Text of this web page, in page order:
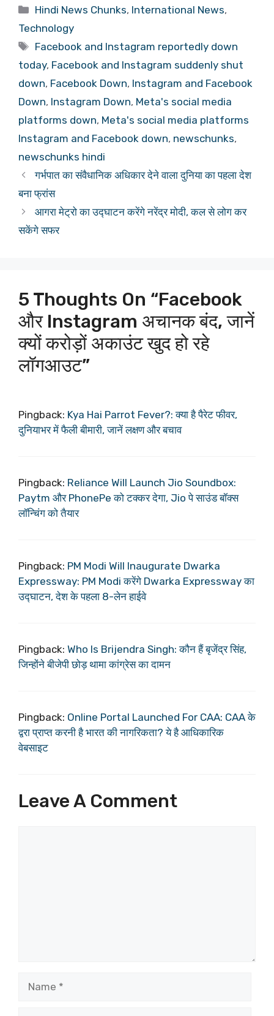
Categories
Hindi News Chunks, International News,
Technology
Tags
Facebook and Instagram reportedly down
today, Facebook and Instagram suddenly shut
down, Facebook Down, Instagram and Facebook
Down, Instagram Down, Meta's social media
platforms down, Meta's social media platforms
Instagram and Facebook down, newschunks,
newschunks hindi
गर्भपात का संवैधानिक अधिकार देने वाला दुनिया का पहला देश
बना फ्रांस
आगरा मेट्रो का उद्घाटन करेंगे नरेंद्र मोदी, कल से लोग कर
सकेंगे सफर
5 Thoughts On “Facebook
और Instagram अचानक बंद, जानें
क्यों करोड़ों अकाउंट खुद हो रहे
लॉगआउट”
Pingback: Kya Hai Parrot Fever?: क्या है पैरेट फीवर,
दुनियाभर में फैली बीमारी, जानें लक्षण और बचाव
Pingback: Reliance Will Launch Jio Soundbox:
Paytm और PhonePe को टक्कर देगा, Jio पे साउंड बॉक्स
लॉन्चिंग को तैयार
Pingback: PM Modi Will Inaugurate Dwarka
Expressway: PM Modi करेंगे Dwarka Expressway का
उद्घाटन, देश के पहला 8-लेन हाईवे
Pingback: Who Is Brijendra Singh: कौन हैं बृजेंद्र सिंह,
जिन्होंने बीजेपी छोड़ थामा कांग्रेस का दामन
Pingback: Online Portal Launched For CAA: CAA के
द्वरा प्राप्त करनी है भारत की नागरिकता? ये है आधिकारिक
वेबसाइट
Leave A Comment